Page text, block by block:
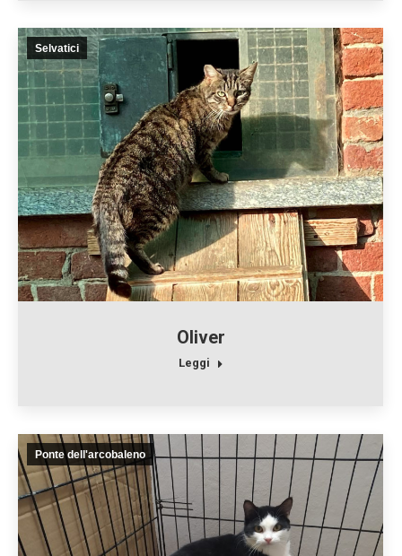
Selvatici
Oliver
Leggi
Ponte dell'arcobaleno